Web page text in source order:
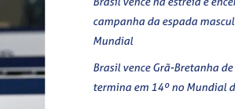
campanha da espada
Mundial
Brasil vence Grã-Bretanha
termina em 14º no Mundial